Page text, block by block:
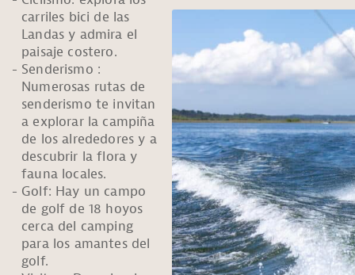
carriles bici de las
Landas y admira el
paisaje costero.
Senderismo :
Numerosas rutas de
senderismo te invitan
a explorar la campiña
de los alrededores y a
descubrir la flora y
fauna locales.
Golf: Hay un campo
de golf de 18 hoyos
cerca del camping
para los amantes del
golf.